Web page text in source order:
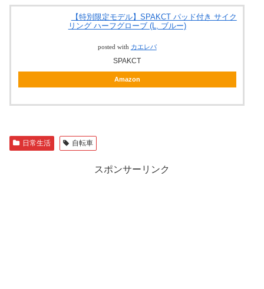
【特別限定モデル】SPAKCT パッド付き サイク
リング ハーフグローブ (L, ブルー)
posted with カエレバ
SPAKCT
Amazon
日常生活 自転車
スポンサーリンク